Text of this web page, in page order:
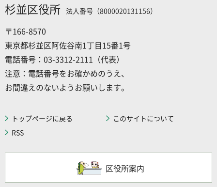
杉並区役所 法人番号（8000020131156）
〒166-8570
東京都杉並区阿佐谷南1丁目15番1号
電話番号：03-3312-2111（代表）
注意：電話番号をお確かめのうえ、
お間違えのないようお願いします。
トップページに戻る
このサイトについて
RSS
区役所案内